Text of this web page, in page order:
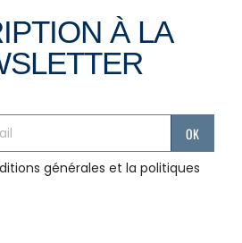
À LA
générales et la politiques